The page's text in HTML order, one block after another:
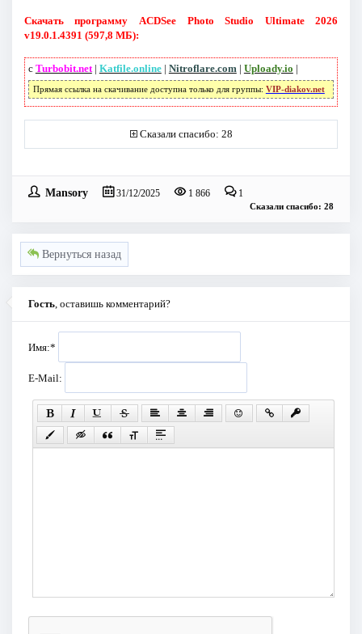
Скачать программу ACDSee Photo Studio Ultimate 2026
v19.0.1.4391 (597,8 МБ):
с Turbobit.net| Katfile.online| Nitroflare.com| Uploady.io |
Прямая ссылка на скачивание доступна только для группы: VIP-diakov.net
Сказали спасибо: 28
Mansory 31/12/2025 1 866 1
Сказали спасибо: 28
Вернуться назад
Гость, оставишь комментарий?
Имя:*
E-Mail: